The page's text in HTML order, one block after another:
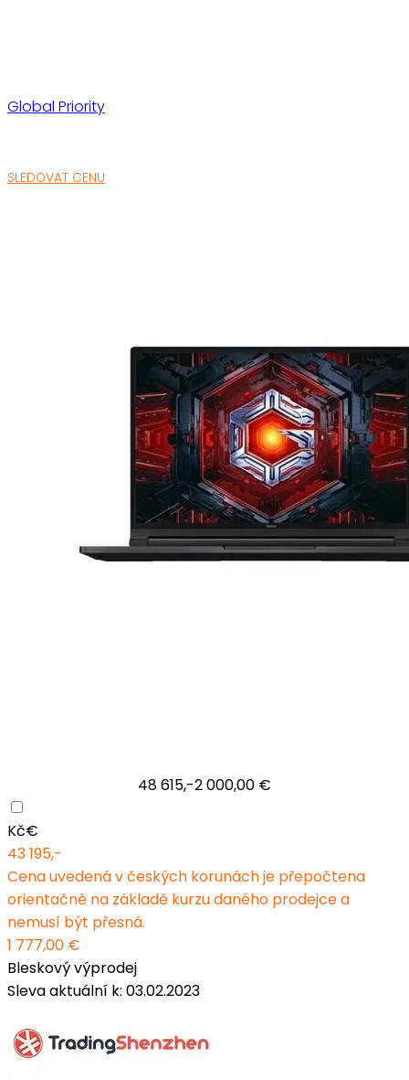
Global Priority
SLEDOVAT CENU
48 615,-2 000,00 €
Kč€
43 195,-
Cena uvedená v českých korunách je přepočtena
orientačně na základě kurzu daného prodejce a
nemusí být přesná.
1 777,00 €
Bleskový výprodej
Sleva aktuální k: 03.02.2023